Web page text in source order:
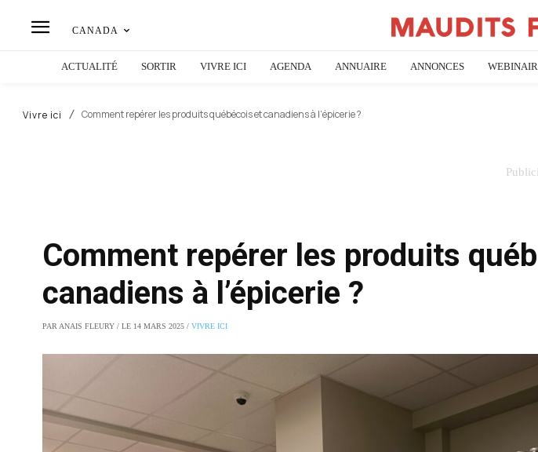
CANADA
ACTUALITÉ SORTIR VIVRE ICI AGENDA ANNUAIRE ANNONCES
Vivre ici Comment repérer les produits québécois et canadiens à l’épicerie ?
Comment repérer les produits
canadiens à l’épicerie ?
PAR ANAIS FLEURY / LE 14 MARS 2025 / VIVRE ICI